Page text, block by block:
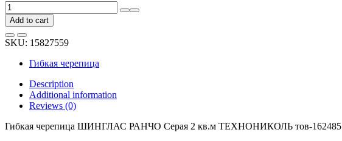
Гибкая
черепица
ШИНГЛАС
РАНЧО
Серая
ТЕХНОНИКОЛЬ
тов-162485
quantity
Add to cart
SKU: 15827559
Гибкая черепица
Description
Additional information
Reviews (0)
Гибкая черепица ШИНГЛАС РАНЧО Серая 2 кв.м ТЕХНОНИКОЛЬ тов-162485